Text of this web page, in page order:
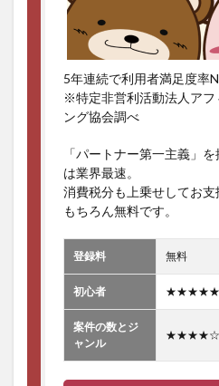
5年連続で利用者満足度率
※特定非営利活動法人アフ
ング協会調べ
「パートナー第一主義」
は業界最速。
消費税分も上乗せしてお
もちろん無料です。
登録料 無料
初心者 ★★★★★
案件の数とジ
ャンル
★★★★☆